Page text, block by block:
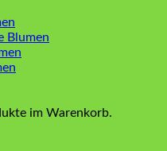
im Warenkorb.
Blumen